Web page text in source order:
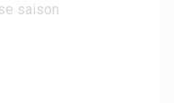
saison